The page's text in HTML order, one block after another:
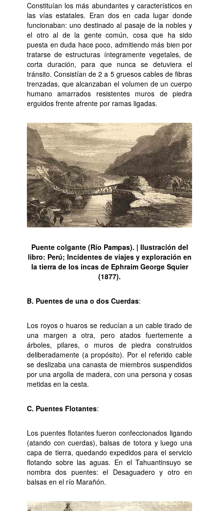
Constituían los más abundantes y característicos en
las vías estatales. Eran dos en cada lugar donde
funcionaban: uno destinado al pasaje de la nobles y
el otro al de la gente común, cosa que ha sido
puesta en duda hace poco, admitiendo más bien por
tratarse de estructuras íntegramente vegetales, de
corta duración, para que nunca se detuviera el
tránsito. Consistían de 2 a 5 gruesos cables de fibras
trenzadas, que alcanzaban el volumen de un cuerpo
humano amarrados resistentes muros de piedra
erguidos frente afrente por ramas ligadas.
Puente colgante (Río Pampas). | Ilustración del
libro: Perú; Incidentes de viajes y exploración en
la tierra de los incas de Ephraim George Squier
(1877).
B. Puentes de una o dos Cuerdas:
Los royos o huaros se reducían a un cable tirado de
una margen a otra, pero atados fuertemente a
árboles, pilares, o muros de piedra construidos
deliberadamente (a propósito). Por el referido cable
se deslizaba una canasta de miembros suspendidos
por una argolla de madera, con una persona y cosas
metidas en la cesta.
C. Puentes Flotantes:
Los puentes flotantes fueron confeccionados ligando
(atando con cuerdas), balsas de totora y luego una
capa de tierra, quedando expedidos para el servicio
flotando sobre las aguas. En el Tahuantinsuyo se
nombra dos puentes: el Desaguadero y otro en
balsas en el río Marañón.